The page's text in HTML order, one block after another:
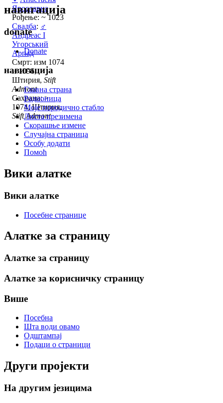
Ярославна
Рођење: ~ 1023
Свадба: ♂
Андреас I
Угорський
Арпад
Смрт: изм 1074
и 1096,
Штирия, Stift
Admont
Сахрана: >
1074, Штирия,
Stift Admont
навигација
donate
Donate
навигација
Главна страна
Радионица
Моје породично стабло
Листа презимена
Скорашње измене
Случајна страница
Особу додати
Помоћ
Вики алатке
Вики алатке
Посебне странице
Алатке за страницу
Алатке за страницу
Алатке за корисничку страницу
Више
Посебна
Шта води овамо
Одштампај
Подаци о страници
Други пројекти
На другим језицима